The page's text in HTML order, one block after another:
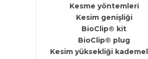
Kesme yöntemleri
Kesim genişliği
BioClip® kit
BioClip® plug
Kesim yüksekliği